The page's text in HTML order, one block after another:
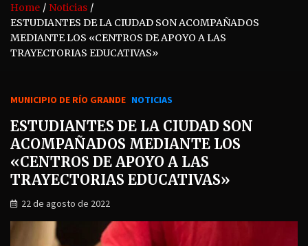
Home
Noticias
ESTUDIANTES DE LA CIUDAD SON ACOMPAÑADOS
MEDIANTE LOS «CENTROS DE APOYO A LAS
TRAYECTORIAS EDUCATIVAS»
MUNICIPIO DE RÍO GRANDE NOTICIAS
ESTUDIANTES DE LA CIUDAD SON
ACOMPAÑADOS MEDIANTE LOS
«CENTROS DE APOYO A LAS
TRAYECTORIAS EDUCATIVAS»
22 de agosto de 2022